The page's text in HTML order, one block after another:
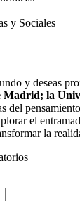
y Sociales
y deseas
Madrid; la
del
el
la